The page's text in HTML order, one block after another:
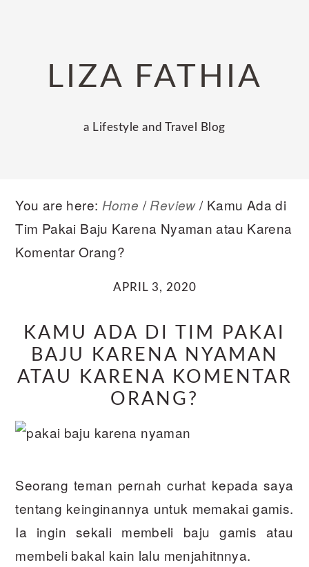
navigationLIZA FATHIA
a Lifestyle and Travel Blog
You are here: Home / Review /Kamu Ada di
Tim Pakai Baju Karena Nyaman atau Karena
Komentar Orang?
APRIL 3, 2020
KAMU ADA DI TIM PAKAI
BAJU KARENA NYAMAN
ATAU KARENA KOMENTAR
ORANG?
Seorang teman pernah curhat kepada saya
tentang keinginannya untuk memakai gamis.
Ia ingin sekali membeli baju gamis atau
membeli bakal kain lalu menjahitnnya.